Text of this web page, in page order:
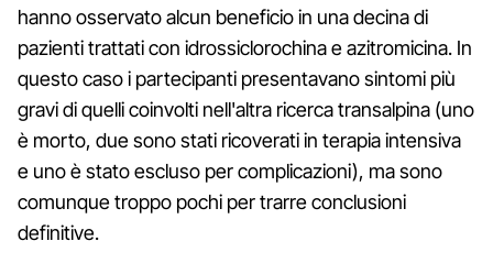
hanno osservato alcun beneficio in una decina di
pazienti trattati con idrossiclorochina e azitromicina. In
questo caso i partecipanti presentavano sintomi più
gravi di quelli coinvolti nell'altra ricerca transalpina (uno
è morto, due sono stati ricoverati in terapia intensiva
e uno è stato escluso per complicazioni), ma sono
comunque troppo pochi per trarre conclusioni
definitive.